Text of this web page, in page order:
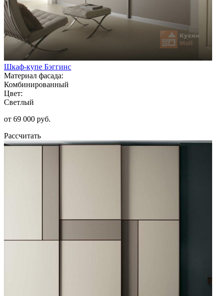
Шкаф-купе Бэггинс
Материал фасада:
Комбинированный
Цвет:
Светлый
от 69 000 руб.
Рассчитать